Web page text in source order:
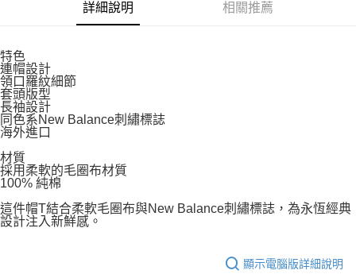
詳細說明 相關推薦
特色
連帽設計
領口羅紋細節
套頭版型
長袖設計
同色系New Balance刺繡標誌
海外進口
材質
採用柔軟的毛圈布材質
100% 純棉
這件帽T結合柔軟毛圈布與New Balance刺繡標誌，為永恆經典
設計注入新鮮感。
顯示電腦版詳細說明